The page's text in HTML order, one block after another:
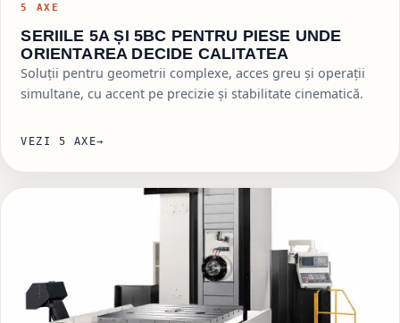
5 AXE
SERIILE 5A ȘI 5BC PENTRU PIESE UNDE
ORIENTAREA DECIDE CALITATEA
Soluții pentru geometrii complexe, acces greu și operații
simultane, cu accent pe precizie și stabilitate cinematică.
VEZI 5 AXE→